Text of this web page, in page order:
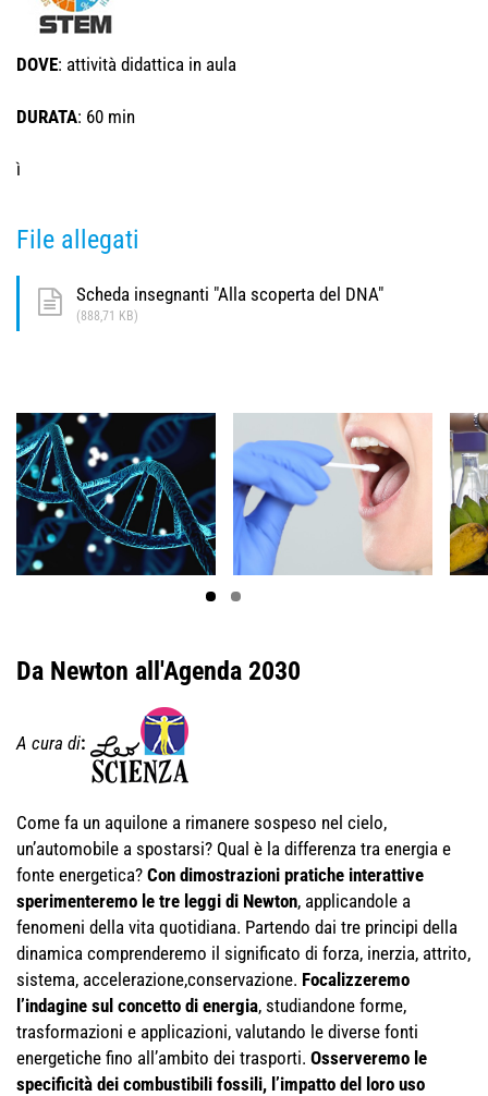
DOVE: attività didattica in aula
DURATA: 60 min
ì
File allegati
Scheda insegnanti "Alla scoperta del DNA"
(888,71 KB)
Da Newton all'Agenda 2030
A cura di:
Come fa un aquilone a rimanere sospeso nel cielo,
un’automobile a spostarsi? Qual è la differenza tra energia e
fonte energetica? Con dimostrazioni pratiche interattive
sperimenteremo le tre leggi di Newton, applicandole a
fenomeni della vita quotidiana. Partendo dai tre principi della
dinamica comprenderemo il significato di forza, inerzia, attrito,
sistema, accelerazione,conservazione. Focalizzeremo
l’indagine sul concetto di energia, studiandone forme,
trasformazioni e applicazioni, valutando le diverse fonti
energetiche fino all’ambito dei trasporti. Osserveremo le
specificità dei combustibili fossili, l’impatto del loro uso